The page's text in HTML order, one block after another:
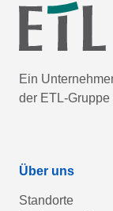
Ein
der ETL-Gruppe
Über uns
Standorte